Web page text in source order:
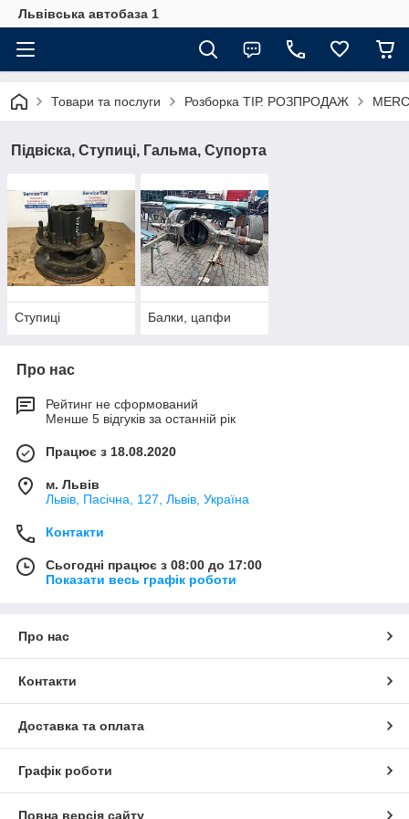
Львівська автобаза 1
Товари та послуги Розборка ТІР. РОЗПРОДАЖ
Підвіска, Ступиці, Гальма, Супорта
Ступиці Балки, цапфи
Про нас
Рейтинг не сформований
Менше 5 відгуків за останній рік
Працює з 18.08.2020
м. Львів
Львів, Пасічна, 127, Львів, Україна
Контакти
Сьогодні працює з 08:00 до 17:00
Показати весь графік роботи
Про нас
Контакти
Доставка та оплата
Графік роботи
Повна версія сайту